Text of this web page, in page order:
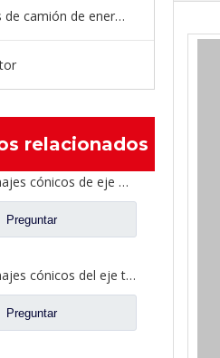
Nuevas piezas de camión de energía
relacionados
Par de engranajes cónicos de eje medio 27/18 para repuestos de camiones Ankai & BENZ Axle Foton Auman HFF2502040/41CK1BZ
Preguntar
Par de engranajes cónicos del eje trasero 21/28 para piezas de repuesto de camiones Ankai & BENZ Axle Foton Auman HFF2402038/39CK1BZ
Preguntar